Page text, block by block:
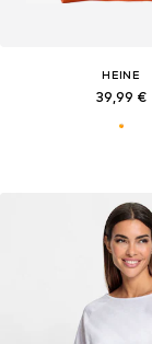
HEINE
39,99 €